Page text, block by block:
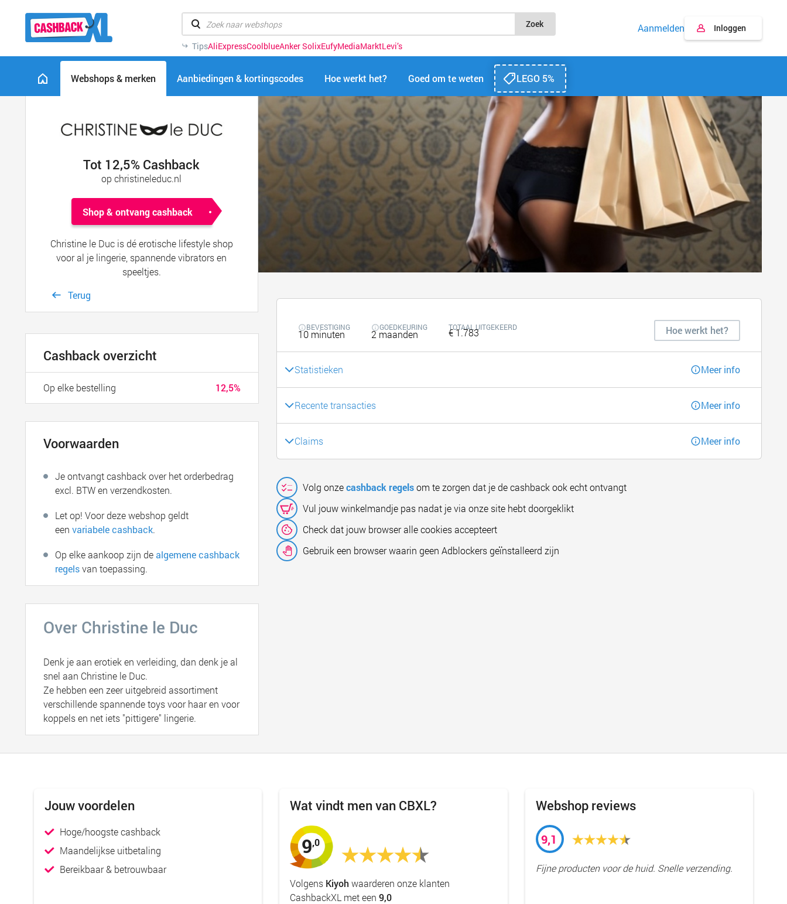
Zoek
TipsAliExpressCoolblueAnker SolixEufyMediaMarktLevi’s
Aanmelden Inloggen
Webshops & merken Aanbiedingen & kortingscodes Hoe werkt het? Goed om te weten LEGO 5%
Tot 12,5% Cashback
op christineleduc.nl
Shop & ontvang cashback
Christine le Duc is dé erotische lifestyle shop
voor al je lingerie, spannende vibrators en
speeltjes.
Terug
BEVESTIGING
10 minuten
GOEDKEURING
2 maanden
TOTAAL UITGEKEERD
€ 1.783 Hoe werkt het?
Statistieken Meer info
Recente transacties Meer info
Claims Meer info
Volg onzecashback regelsom te zorgen dat je de cashback ook echt ontvangt
Vul jouw winkelmandje pas nadat je via onze site hebt doorgeklikt
Check dat jouw browser alle cookies accepteert
Gebruik een browser waarin geen Adblockers geïnstalleerd zijn
Cashback overzicht
12,5%
Op elke bestelling
Voorwaarden
Je ontvangt cashback over het orderbedrag
excl. BTW en verzendkosten.
Let op! Voor deze webshop geldt
eenvariabele cashback.
Op elke aankoop zijn dealgemene cashback
regelsvan toepassing.
Over Christine le Duc
Denk je aan erotiek en verleiding, dan denk je al
snel aan Christine le Duc.
Ze hebben een zeer uitgebreid assortiment
verschillende spannende toys voor haar en voor
koppels en net iets "pittigere" lingerie.
Jouw voordelen
Hoge/hoogste cashback
Maandelijkse uitbetaling
Bereikbaar & betrouwbaar
Wat vindt men van CBXL?
9,0
Volgens Kiyoh waarderen onze klanten
CashbackXL met een9,0
Webshop reviews
9,1
Fijne producten voor de huid. Snelle verzending.